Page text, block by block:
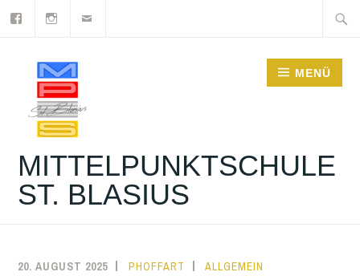
Zum
springen
Suche
MITTELPUNKTSCHULE
ST. BLASIUS
MENÜ
20. AUGUST 2025 PHOFFART ALLGEMEIN